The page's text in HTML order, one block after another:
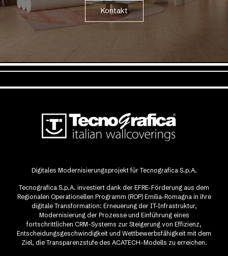
Kontakt
Digitales Modernisierungsprojekt für Tecnografica S.p.A.
Tecnografica S.p.A. investiert dank der EFRE-Förderung aus dem
Regionalen Operationellen Programm (ROP) Emilia-Romagna in ihre
digitale Transformation: Erneuerung der IT-Infrastruktur,
Modernisierung der Prozesse und Einführung eines
fortschrittlichen CRM-Systems zur Steigerung von Effizienz,
Entscheidungsgeschwindigkeit und Wettbewerbsfähigkeit mit dem
Ziel, die Transparenzstufe des ACATECH-Modells zu erreichen.